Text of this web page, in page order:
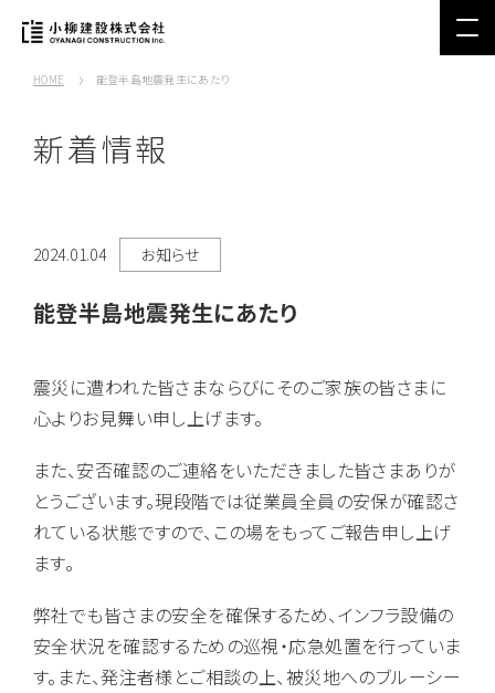
HOME 能登半島地震発生にあたり
新着情報
2024.01.04 お知らせ
能登半島地震発生にあたり
震災に遭われた皆さまならびにそのご家族の皆さまに
心よりお見舞い申し上げます。
また、安否確認のご連絡をいただきました皆さまありが
とうございます。現段階では従業員全員の安保が確認さ
れている状態ですので、この場をもってご報告申し上げ
ます。
弊社でも皆さまの安全を確保するため、インフラ設備の
安全状況を確認するための巡視・応急処置を行っていま
す。また、発注者様とご相談の上、被災地へのブルーシー